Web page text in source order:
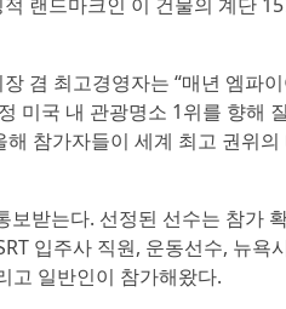
겸 최고경영자는 “매년 엠파
미국 내 관광명소 1위를 향해
참가자들이 세계 최고 권위
받는다. 선정된 선수는 참가
입주사 직원, 운동선수, 뉴욕
고 일반인이 참가해왔다.